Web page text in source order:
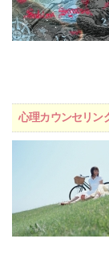
心理カウンセリン